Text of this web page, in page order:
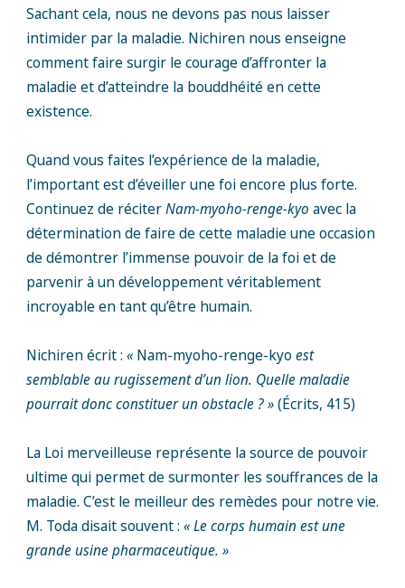
Sachant cela, nous ne devons pas nous laisser
intimider par la maladie. Nichiren nous enseigne
comment faire surgir le courage d’affronter la
maladie et d’atteindre la bouddhéité en cette
existence.
Quand vous faites l’expérience de la maladie,
l’important est d’éveiller une foi encore plus forte.
Continuez de réciterNam-myoho-renge-kyo avec la
détermination de faire de cette maladie une occasion
de démontrer l’immense pouvoir de la foi et de
parvenir à un développement véritablement
incroyable en tant qu’être humain.
Nichiren écrit : «Nam-myoho-renge-kyo est
semblable au rugissement d’un lion. Quelle maladie
pourrait donc constituer un obstacle ? »(Écrits, 415)
La Loi merveilleuse représente la source de pouvoir
ultime qui permet de surmonter les souffrances de la
maladie. C’est le meilleur des remèdes pour notre vie.
M. Toda disait souvent : « Le corps humain est une
grande usine pharmaceutique. »